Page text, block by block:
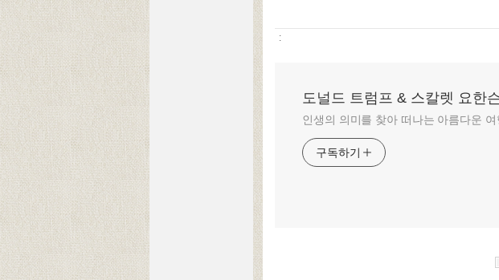
:
도널드 트럼프 & 스칼렛 요한
인생의 의미를 찾아 떠나는 아름다운 여
구독하기